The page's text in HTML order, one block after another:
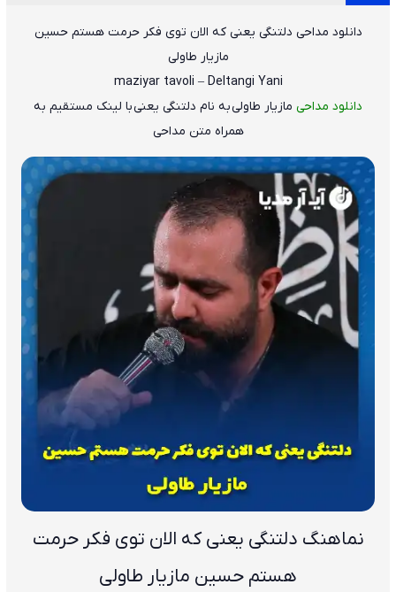
دانلود مداحی دلتنگی یعنی که الان توی فکر حرمت هستم حسین
مازیار طاولی
maziyar tavoli – Deltangi Yani
دانلود مداحی مازیار طاولیبه نام دلتنگی یعنیبا لینک مستقیم به
همراه متن مداحی
نماهنگ دلتنگی یعنی که الان توی فکر حرمت
هستم حسین مازیار طاولی